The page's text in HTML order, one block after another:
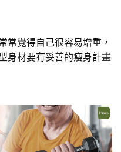
常覺得自己很容易增重，
身材要有妥善的瘦身計畫